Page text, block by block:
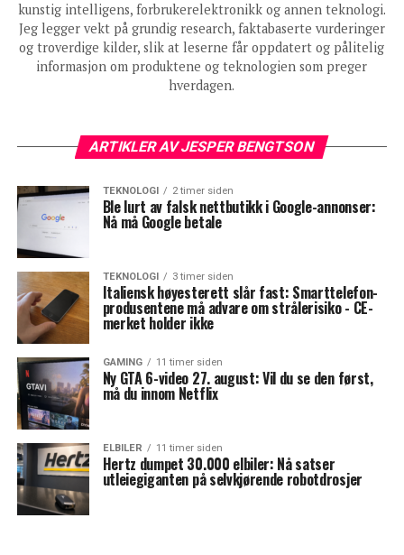
kunstig intelligens, forbrukerelektronikk og annen teknologi.
Jeg legger vekt på grundig research, faktabaserte vurderinger
og troverdige kilder, slik at leserne får oppdatert og pålitelig
informasjon om produktene og teknologien som preger
hverdagen.
ARTIKLER AV JESPER BENGTSON
TEKNOLOGI 2 timer siden
Ble lurt av falsk nettbutikk i Google-annonser:
Nå må Google betale
TEKNOLOGI 3 timer siden
Italiensk høyesterett slår fast: Smarttelefon-
produsentene må advare om strålerisiko - CE-
merket holder ikke
GAMING 11 timer siden
Ny GTA 6-video 27. august: Vil du se den først,
må du innom Netflix
ELBILER 11 timer siden
Hertz dumpet 30.000 elbiler: Nå satser
utleiegiganten på selvkjørende robotdrosjer